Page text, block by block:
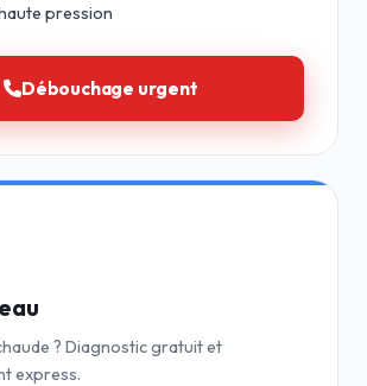
pression
Débouchage urgent
? Diagnostic gratuit et
express.